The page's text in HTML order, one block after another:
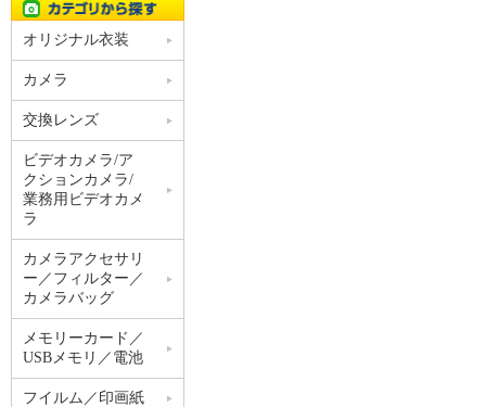
オリジナル衣装
カメラ
交換レンズ
ビデオカメラ/ア
クションカメラ/
業務用ビデオカメ
ラ
カメラアクセサリ
ー／フィルター／
カメラバッグ
メモリーカード／
USBメモリ／電池
フイルム／印画紙